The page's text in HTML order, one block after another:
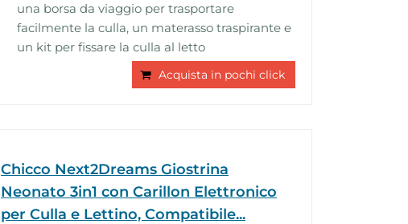
una borsa da viaggio per trasportare
facilmente la culla, un materasso traspirante e
un kit per fissare la culla al letto
Acquista in pochi click
Chicco Next2Dreams Giostrina
Neonato 3in1 con Carillon Elettronico
per Culla e Lettino, Compatibile...